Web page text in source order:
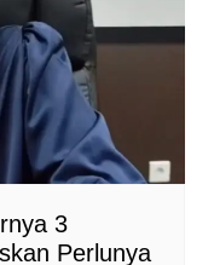
3
Perlunya